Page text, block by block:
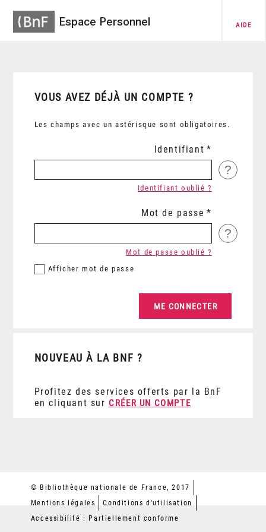
Espace Personnel AIDE
VOUS AVEZ DÉJÀ UN COMPTE ?
Les champs avec un astérisque sont obligatoires.
Identifiant
?
Identifiant oublié ?
Mot de passe
?
Afficher mot de passe
Mot de passe oublié ?
NOUVEAU À LA BNF ?
Profitez des services offerts par la BnF
en cliquant sur CRÉER UN COMPTE
© Bibliothèque nationale de France, 2017
Mentions légales
Conditions d'utilisation
Accessibilité : Partiellement conforme